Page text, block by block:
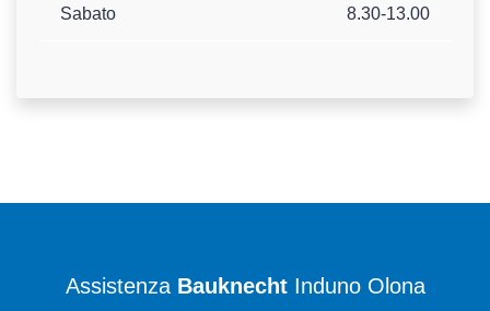
Sabato 8.30-13.00
Assistenza BauknechtInduno Olona